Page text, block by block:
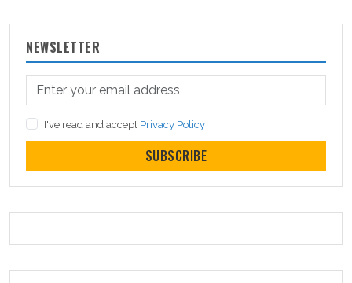
NEWSLETTER
I've read and accept Privacy Policy
SUBSCRIBE